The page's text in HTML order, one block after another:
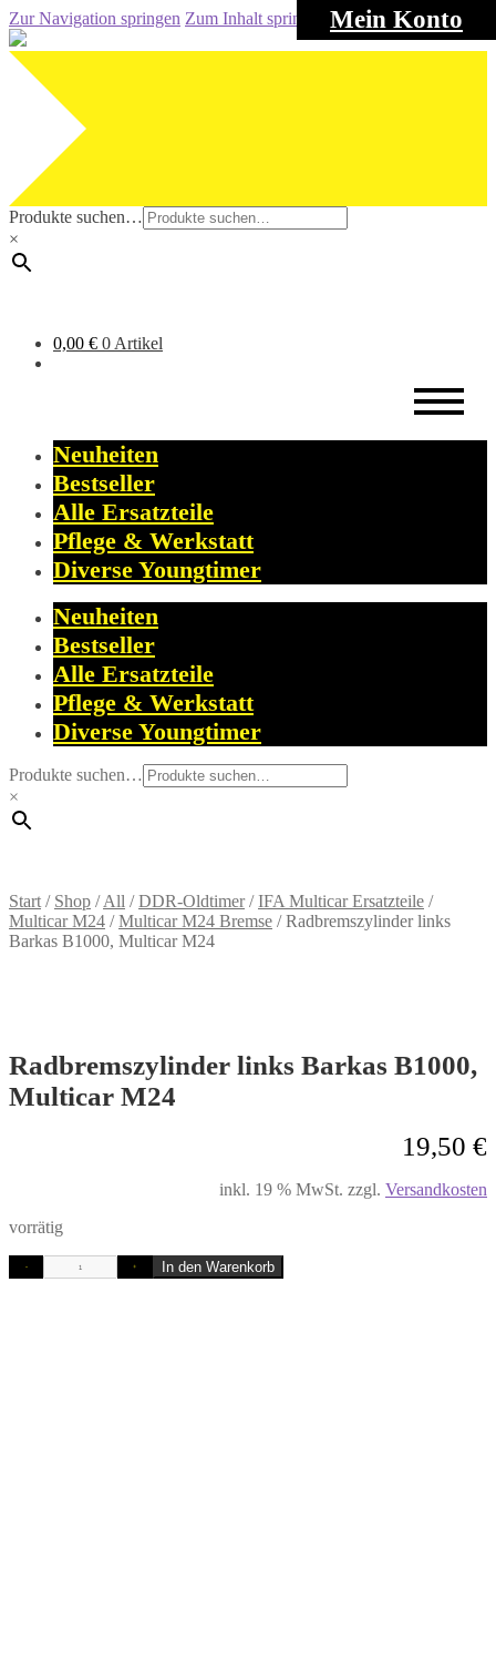
Mein Konto
Zur Navigation springen Zum Inhalt springen
Produkte suchen…
×
0,00 € 0 Artikel
Neuheiten
Bestseller
Alle Ersatzteile
Pflege & Werkstatt
Diverse Youngtimer
Neuheiten
Bestseller
Alle Ersatzteile
Pflege & Werkstatt
Diverse Youngtimer
Produkte suchen…
×
Start / Shop /All /DDR-Oldtimer/IFA Multicar Ersatzteile /
Multicar M24 /Multicar M24 Bremse /Radbremszylinder links
Barkas B1000, Multicar M24
Radbremszylinder links Barkas B1000,
Multicar M24
19,50 €
inkl. 19 % MwSt. zzgl. Versandkosten
vorrätig
- + In den Warenkorb